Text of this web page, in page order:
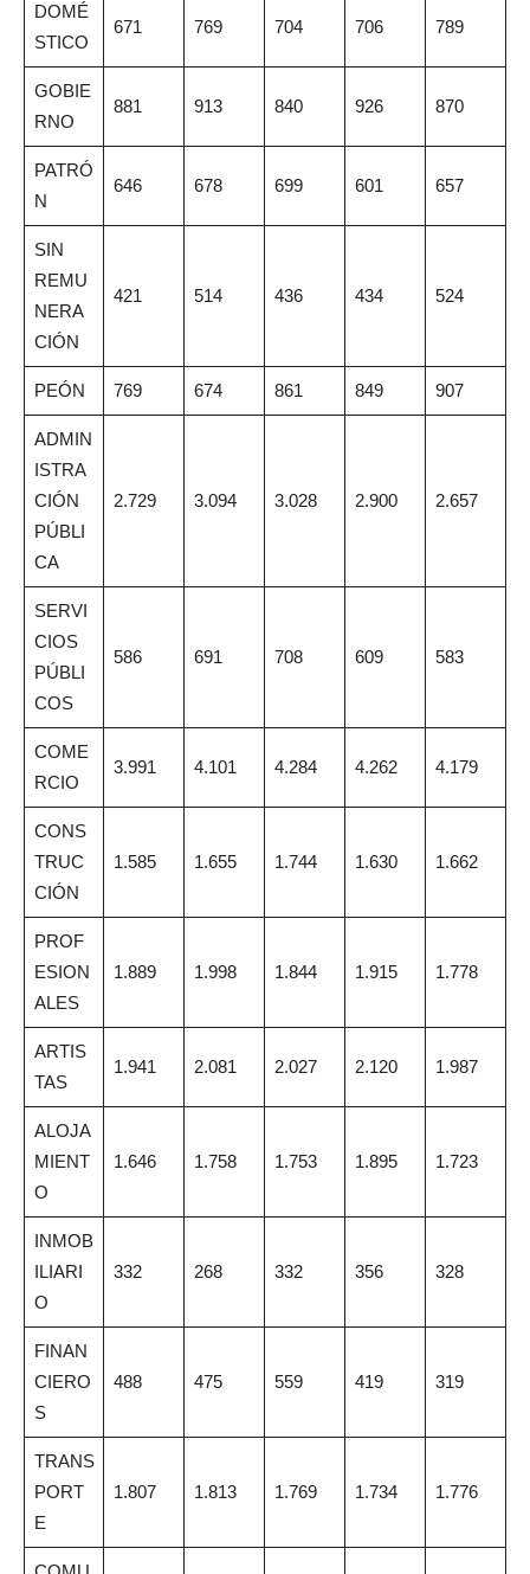
DOMÉ
STICO
671 769 704 706 789
GOBIE
RNO
881 913 840 926 870
PATRÓ
N
646 678 699 601 657
SIN
REMU
NERA
CIÓN
421 514 436 434 524
PEÓN 769 674 861 849 907
ADMIN
ISTRA
CIÓN
PÚBLI
CA
2.729 3.094 3.028 2.900 2.657
SERVI
CIOS
PÚBLI
COS
586 691 708 609 583
COME
RCIO
3.991 4.101 4.284 4.262 4.179
CONS
TRUC
CIÓN
1.585 1.655 1.744 1.630 1.662
PROF
ESION
ALES
1.889 1.998 1.844 1.915 1.778
ARTIS
TAS
1.941 2.081 2.027 2.120 1.987
ALOJA
MIENT
O
1.646 1.758 1.753 1.895 1.723
INMOB
ILIARI
O
332 268 332 356 328
FINAN
CIERO
S
488 475 559 419 319
TRANS
PORT
E
1.807 1.813 1.769 1.734 1.776